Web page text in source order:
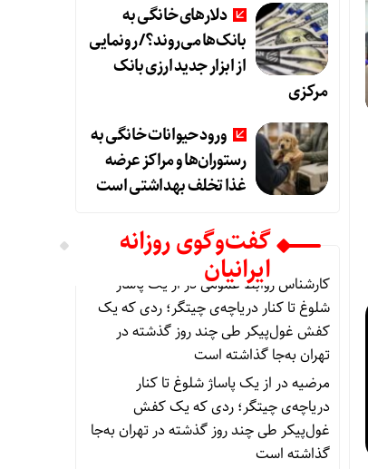
دلارهای خانگی به
بانک‌ها می‌روند؟/ رونمایی
از ابزار جدید ارزی بانک
مرکزی
ورود حیوانات خانگی به
رستوران‌ها و مراکز عرضه
غذا تخلف بهداشتی است
گفت‌وگوی روزانه
ایرانیان
کارشناس روابط عمومیدر از یک پاساژ
شلوغ تا کنار دریاچه‌ی چیتگر؛ ردی که یک
کفش غول‌پیکر طی چند روز گذشته در
تهران به‌جا گذاشته است
مرضیهدر از یک پاساژ شلوغ تا کنار
دریاچه‌ی چیتگر؛ ردی که یک کفش
غول‌پیکر طی چند روز گذشته در تهران به‌جا
گذاشته است